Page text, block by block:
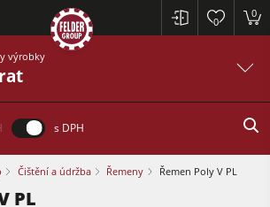
0
0
výrobky
s DPH
Čištění a údržba Řemeny Řemen Poly V PL
PL